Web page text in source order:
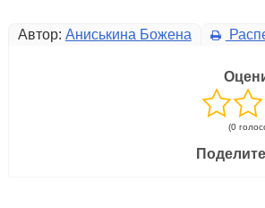
Автор: Аниськина Божена
(0